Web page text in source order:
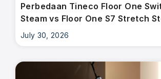
Perbedaan Tineco Floor One
Steam vs Floor One S7 Stretch
July 30, 2026